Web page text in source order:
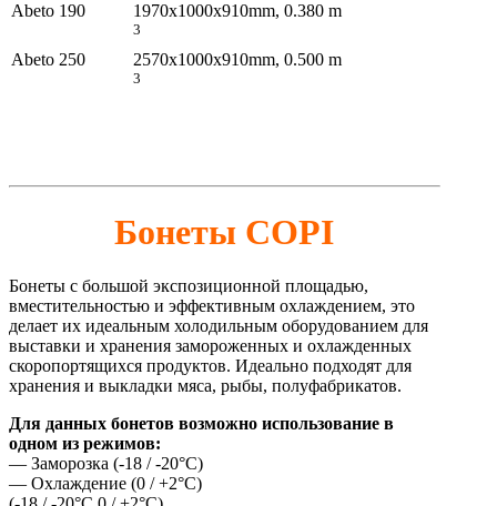
Abeto 190 1970x1000x910mm, 0.380 m
3
Abeto 250 2570x1000x910mm, 0.500 m
3
Бонеты COPI
Бонеты с большой экспозиционной площадью,
вместительностью и эффективным охлаждением, это
делает их идеальным холодильным оборудованием для
выставки и хранения замороженных и охлажденных
скоропортящихся продуктов. Идеально подходят для
хранения и выкладки мяса, рыбы, полуфабрикатов.
Для данных бонетов возможно использование в
одном из режимов:
— Заморозка (-18 / -20°C)
— Охлаждение (0 / +2°C)